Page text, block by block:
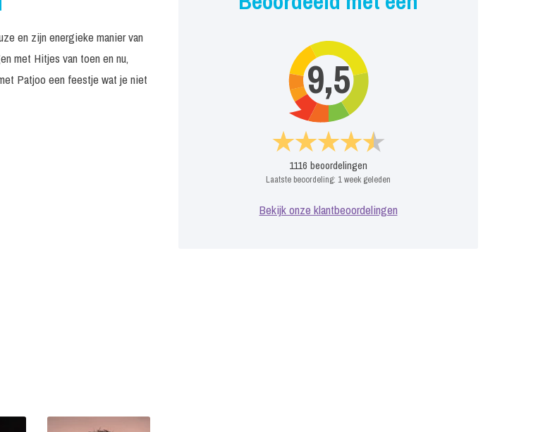
en zijn energieke manier van
met Hitjes van toen en nu,
Patjoo een feestje wat je niet
9,5
1116 beoordelingen
Laatste beoordeling: 1 week geleden
Bekijk onze klantbeoordelingen